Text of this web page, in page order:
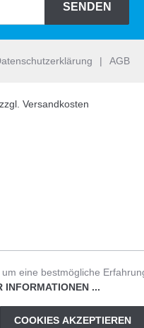
SENDEN
| AGB
Versandkosten
eine bestmögliche
INFORMATIONEN ...
COOKIES AKZEPTIEREN